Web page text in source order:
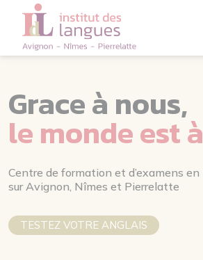
Grace à nous,
le monde est
Centre de formation et d’examens
sur Avignon, Nîmes et Pierrelatte
TESTEZ VOTRE ANGLAIS
Panneau de gestion des cookies